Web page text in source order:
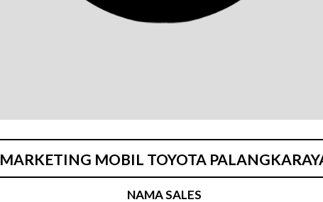
MARKETING MOBIL TOYOTA
NAMA SALES